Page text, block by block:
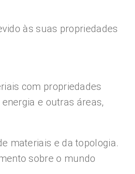
às suas propriedades
com propriedades
e outras áreas,
materiais e da topologia.
sobre o mundo